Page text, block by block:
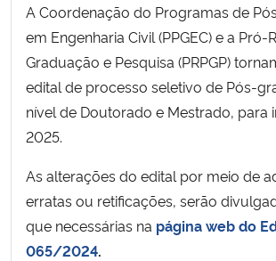
Ministério do Meio Ambiente
Ministério do Turismo
Ministério do Desenvolvimento Regional
Controladoria-Geral da União
Ministério da Mulher, da Família e dos Direitos
A Coordenação do Programas de
em Engenharia Civil (PPGEC) e a Pró-
Graduação e Pesquisa (PRPGP)
edital de processo seletivo de Pós-
nível de Doutorado e Mestrado, para
2025.
As alterações do edital por meio de
erratas ou retificações, serão
que necessárias na página web do
065/2024.